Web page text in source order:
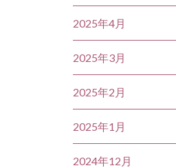
2025年4月
2025年3月
2025年2月
2025年1月
2024年12月